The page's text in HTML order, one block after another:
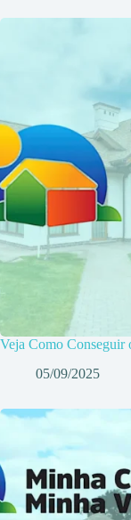
Veja Como Conseguir
05/09/2025